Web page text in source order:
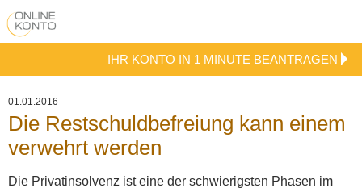
IHR KONTO IN 1 MINUTE BEANTRAGEN
01.01.2016
Die Restschuldbefreiung kann einem
verwehrt werden
Die Privatinsolvenz ist eine der schwierigsten Phasen im